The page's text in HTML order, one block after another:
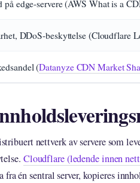
edge-servere (AWS What is a
DDoS-beskyttelse (Cloudflare
(Datanyze CDN Market
nettverk av servere som
Cloudflare (ledende innen
én sentral server, kopieres